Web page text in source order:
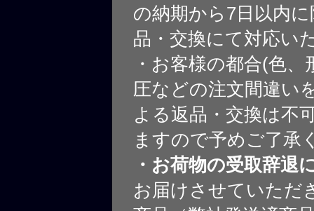
の納期から7日以内
品・交換にて対応い
・お客様の都合(色、
圧などの注文間違い
よる返品・交換は不
ますので予めご了承
・お荷物の受取辞退
お届けさせていただ